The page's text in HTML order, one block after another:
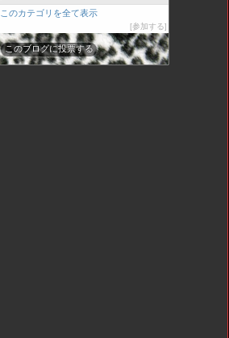
このカテゴリを全て表示
参加する
このブログに投票する